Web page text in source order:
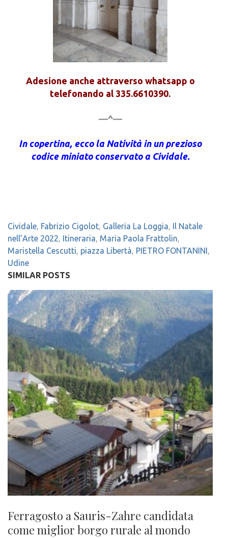
Adesione anche attraverso whatsapp o
telefonando al 335.6610390.
—^—
In copertina, ecco la Natività in un prezioso
codice miniato conservato a Cividale.
Cividale, Fabrizio Cigolot, Galleria La Loggia, Il Natale
nell’Arte 2022, Itineraria, Maria Paola Frattolin,
Maristella Cescutti, piazza Libertà, PIETRO FONTANINI,
Udine
SIMILAR POSTS
Ferragosto a Sauris-Zahre candidata
come miglior borgo rurale al mondo